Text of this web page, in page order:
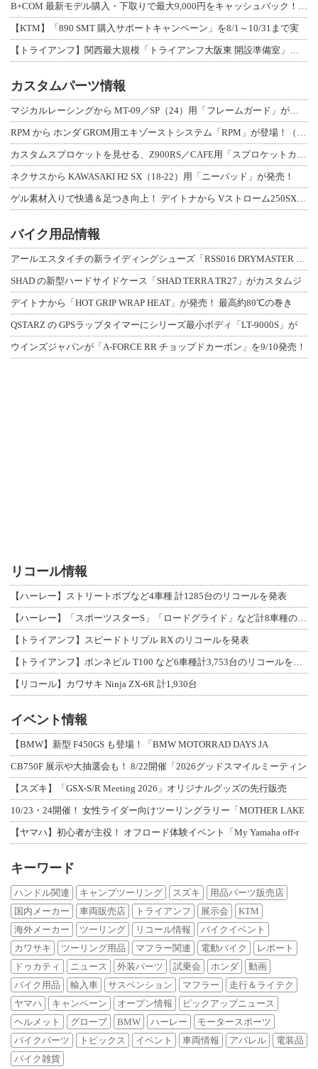
B+COM 最新モデル購入・下取りで最大9,000円をキャッシュバック！「B+F
【KTM】「890 SMT 購入サポートキャンペーン」を8/1～10/31まで実
【トライアンフ】関西最大規模「トライアンフ大阪東 開設準備室」がオープン！ 限定
カスタムパーツ情報
マジカルレーシングから MT-09／SP（24）用「フレームガード」が登場！
RPM から ホンダ GROM用エキゾーストシステム「RPM」が登場！（動画あり
カスタムスプロケットを見せる、Z900RS／CAFE用「スプロケットカバーフルキ
ネクサスから KAWASAKI H2 SX（18-22）用「ニーパッド」が発売！
ゲル素材入りで快適＆足つき向上！ デイトナから Vストローム250SX用「快適ロ
バイク用品情報
アールエスタイチの新ライディングシューズ「RSS016 DRYMASTER スト
SHAD の新型ハードサイドケース「SHAD TERRA TR27」がカスタムジ
デイトナから「HOT GRIP WRAP HEAT」が発売！ 最高約80℃の巻き
QSTARZ の GPSラップタイマーにシリーズ最小ボディ「LT-9000S」が
ウインズジャパンが「A-FORCE RR チョップドカーボン」を9/10発売！
リコール情報
【ハーレー】ストリートボブなど4車種 計1285台のリコールを発表
【ハーレー】「スポーツスターS」「ロードグライド」など計8車種のリコールを発表
【トライアンフ】スピードトリプル RX のリコールを発表
【トライアンフ】ボンネビル T100 など6車種計3,753台のリコールを発表
【リコール】カワサキ Ninja ZX-6R 計1,930台
イベント情報
【BMW】新型 F450GS も登場！「BMW MOTORRAD DAYS JA
CB750F 展示や大抽選会も！ 8/22開催「2026グッドスマイルミーティン
【スズキ】「GSX-S/R Meeting 2026」オリジナルグッズの先行販売
10/23・24開催！ 女性ライダー向けツーリングラリー「MOTHER LAKE
【ヤマハ】初心者が主役！ オフロード体験イベント「My Yamaha off-r
キーワード
ハンドル関連 キャンプツーリング スズキ
用品パーツ販売店
国内メーカー
車両販売店 トライアンフ 展示会
KTM
海外メーカー
ツーリング リコール情報
バイクイベント
カワサキ
ツーリング用品 マフラー関連 電動バイク
レポート
ドゥカティ
ニュース 外装パーツ 試乗会 ホンダ
動画
バイク用品
輸入車 サスペンション マフラー
走行＆ライテク
ヤマハ
キャンペーン オープン情報
ピックアップニュース
ヘルメット
グローブ BMW ハーレー
モータースポーツ
バイクパーツ
トピックス イベント 車両情報 アパレル
電装品
バイク雑貨